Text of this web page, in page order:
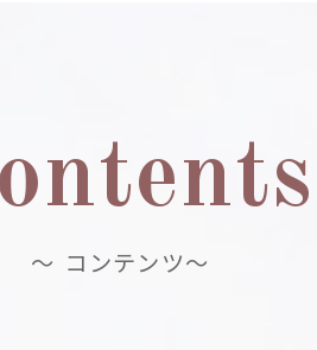
ontents
～ コンテンツ～